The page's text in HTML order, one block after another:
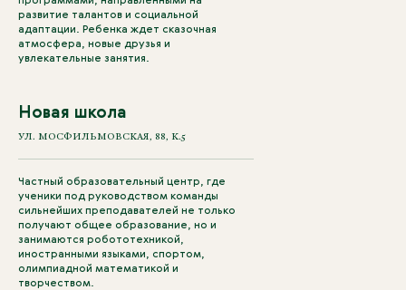
развитие талантов и социальной
адаптации. Ребенка ждет сказочная
атмосфера, новые друзья и
увлекательные занятия.
Новая школа
УЛ. МОСФИЛЬМОВСКАЯ, 88, К.5
Частный образовательный центр, где
ученики под руководством команды
сильнейших преподавателей не только
получают общее образование, но и
занимаются робототехникой,
иностранными языками, спортом,
олимпиадной математикой и
творчеством.